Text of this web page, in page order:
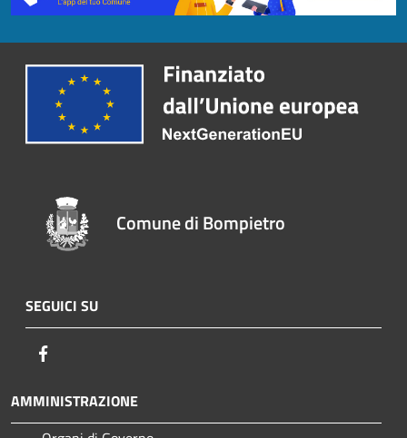
Comune di Bompietro
SEGUICI SU
AMMINISTRAZIONE